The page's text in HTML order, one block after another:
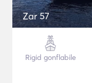
Zar 57
Rigid gonflabile